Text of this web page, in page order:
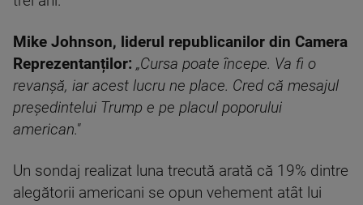
Mike Johnson, liderul republicanilor din Camera
Reprezentanților: „Cursa poate începe. Va fi o
revanșă, iar acest lucru ne place. Cred că mesajul
președintelui Trump e pe placul poporului
american."
Un sondaj realizat luna trecută arată că 19% dintre
alegătorii americani se opun vehement atât lui